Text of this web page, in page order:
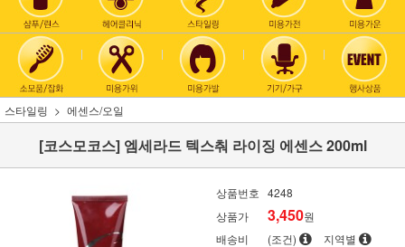
스타일링 에센스/오일
[코스모코스] 엠세라드 텍스춰 라이징 에센스 200ml
상품번호 4248
상품가
3,450원
배송비
(조건) 지역별